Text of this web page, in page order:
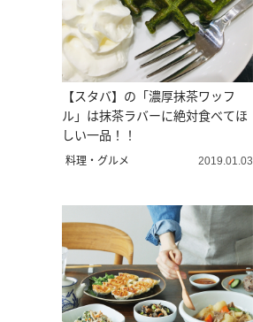
【スタバ】の「濃厚抹茶ワッフ
ル」は抹茶ラバーに絶対食べてほ
しい一品！！
料理・グルメ 2019.01.03